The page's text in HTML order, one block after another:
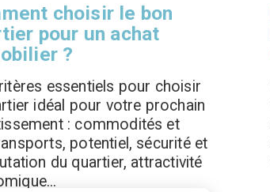
choisir le bon
pour un achat
?
essentiels pour choisir
idéal pour votre prochain
: commodités et
potentiel, sécurité et
du quartier, attractivité